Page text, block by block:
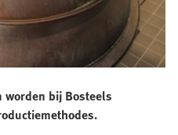
bij Bosteels